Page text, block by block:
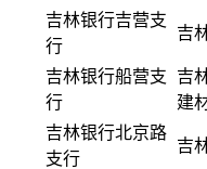
吉林银行吉营支
行
吉
吉林银行船营支
行
吉
建
吉林银行北京路
支行
吉